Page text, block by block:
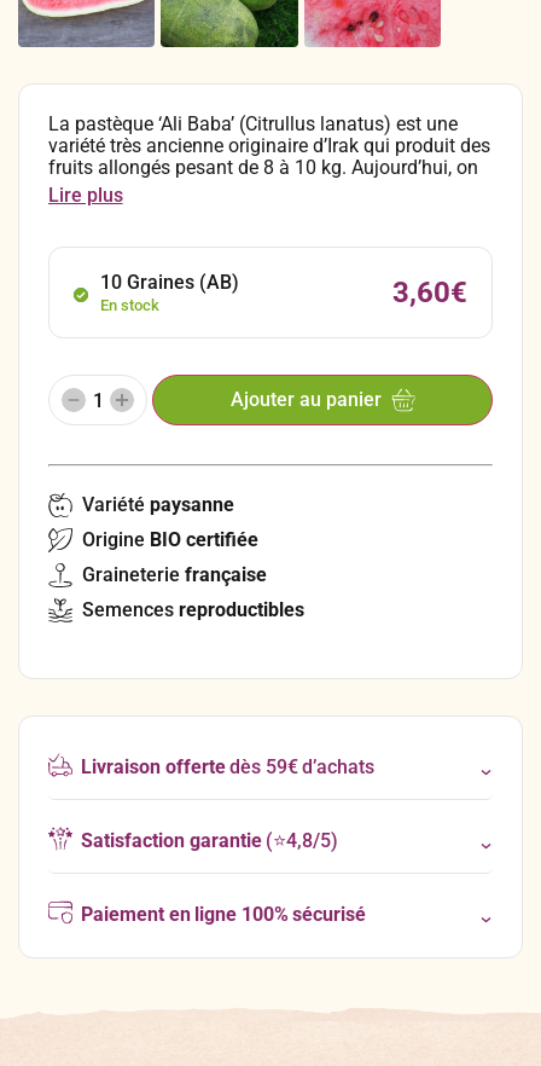
La pastèque ‘Ali Baba’ (Citrullus lanatus) est une
variété très ancienne originaire d’Irak qui produit des
fruits allongés pesant de 8 à 10 kg. Aujourd’hui, on
pense que la lignée de cette pastèque ancestrale a
été perdue dans son pays d’origine en raison de la
Unis à la fin du 20e siècle par la société semencière
“Baker Creek Seeds”, grâce à des graines collectées
par Aziz Nail, ce qui a permis de préserver cette
Lire plus
10 Graines (AB)
En stock 3,60€
Ajouter au panier
Variété paysanne
Origine BIO certifiée
Graineterie française
Semences reproductibles
Livraison offertedès 59€ d’achats
Satisfaction garantie(⭐4,8/5)
Paiement en ligne 100% sécurisé